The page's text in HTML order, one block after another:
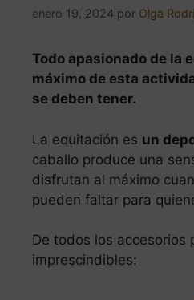
enero 19, 2024 por Olga
Todo apasionado de la
máximo de esta
se deben tener.
La equitación es un
caballo produce una
disfrutan al máximo
pueden faltar para
De todos los accesorios
imprescindibles: